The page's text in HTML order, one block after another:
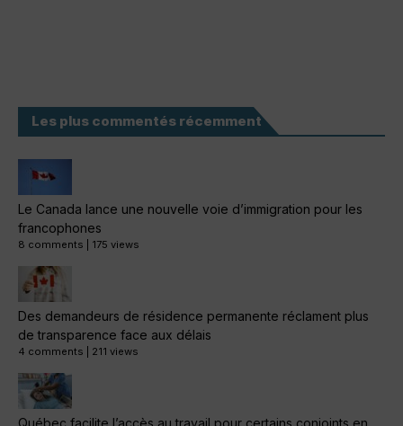
Les plus commentés récemment
Le Canada lance une nouvelle voie d’immigration pour les
francophones
8 comments 175 views
Des demandeurs de résidence permanente réclament plus
de transparence face aux délais
4 comments 211 views
Québec facilite l’accès au travail pour certains conjoints en